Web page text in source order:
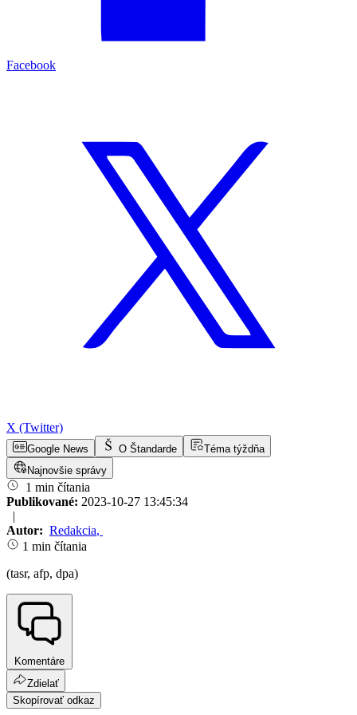
Facebook
X (Twitter)
Google News O Štandarde
Téma týždňa
Najnovšie správy
1 min čítania
Publikované: 2023-10-27 13:45:34
|
Autor: Redakcia,
1 min čítania
(tasr, afp, dpa)
Komentáre
Zdielať
Skopírovať odkaz